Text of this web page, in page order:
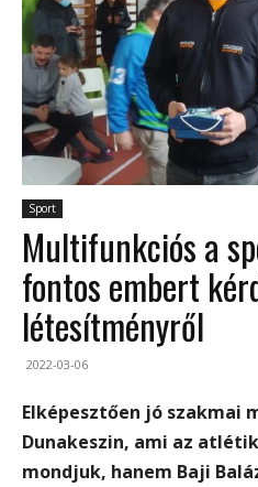
Sport
Multifunkciós a
fontos embert
létesítményről
2022-03-06
Elképesztően jó szakmai
Dunakeszin, ami az
mondjuk, hanem Baji